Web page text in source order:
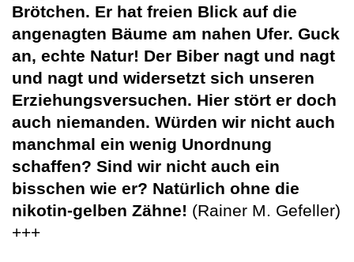
Brötchen. Er hat freien Blick auf die
angenagten Bäume am nahen Ufer. Guck
an, echte Natur! Der Biber nagt und nagt
und nagt und widersetzt sich unseren
Erziehungsversuchen. Hier stört er doch
auch niemanden. Würden wir nicht auch
manchmal ein wenig Unordnung
schaffen? Sind wir nicht auch ein
bisschen wie er? Natürlich ohne die
nikotin-gelben Zähne! (Rainer M. Gefeller)
+++